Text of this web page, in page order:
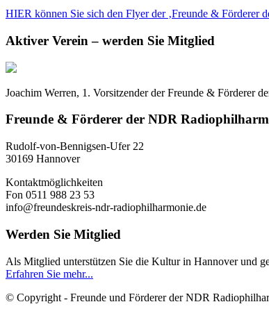
HIER können Sie sich den Flyer der ‚Freunde & Förderer
Aktiver Verein – werden Sie Mitglied
Joachim Werren, 1. Vorsitzender der Freunde & Förderer
Freunde & Förderer der NDR
Rudolf-von-Bennigsen-Ufer 22
30169 Hannover
Kontaktmöglichkeiten
Fon 0511 988 23 53
info@freundeskreis-ndr-radiophilharmonie.de
Werden Sie Mitglied
Als Mitglied unterstützen Sie die Kultur in Hannover und
Erfahren Sie mehr...
© Copyright - Freunde und Förderer der NDR